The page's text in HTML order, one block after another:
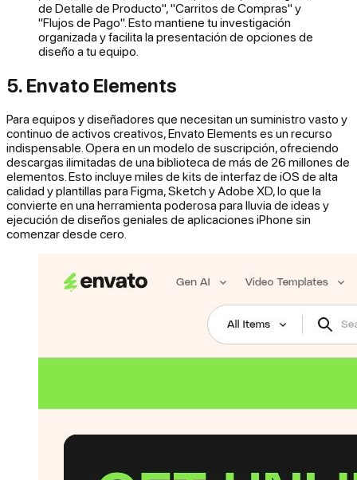
de Detalle de Producto", "Carritos de Compras" y
"Flujos de Pago". Esto mantiene tu investigación
organizada y facilita la presentación de opciones de
diseño a tu equipo.
5. Envato Elements
Para equipos y diseñadores que necesitan un suministro vasto y
continuo de activos creativos, Envato Elements es un recurso
indispensable. Opera en un modelo de suscripción, ofreciendo
descargas ilimitadas de una biblioteca de más de 26 millones de
elementos. Esto incluye miles de kits de interfaz de iOS de alta
calidad y plantillas para Figma, Sketch y Adobe XD, lo que la
convierte en una herramienta poderosa para lluvia de ideas y
ejecución de diseños geniales de aplicaciones iPhone sin
comenzar desde cero.